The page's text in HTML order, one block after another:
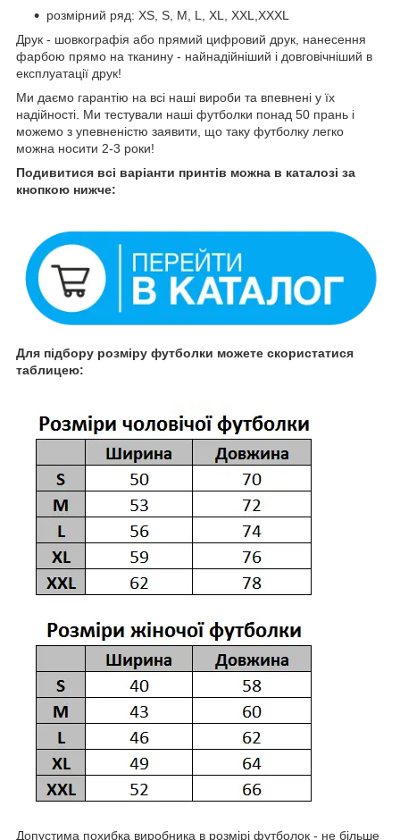
розмірний ряд: XS, S, M, L, XL, XXL,XXXL
Друк - шовкографія або прямий цифровий друк, нанесення
фарбою прямо на тканину - найнадійніший і довговічніший в
експлуатації друк!
Ми даємо гарантію на всі наші вироби та впевнені у їх
надійності. Ми тестували наші футболки понад 50 прань і
можемо з упевненістю заявити, що таку футболку легко
можна носити 2-3 роки!
Подивитися всі варіанти принтів можна в каталозі за
кнопкою нижче:
Для підбору розміру футболки можете скористатися
таблицею:
Допустима похибка виробника в розмірі футболок - не більше